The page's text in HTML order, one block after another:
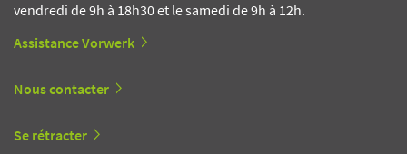
vendredi de 9h à 18h30 et le samedi de 9h à 12h.
Assistance Vorwerk
Nous contacter
Se rétracter